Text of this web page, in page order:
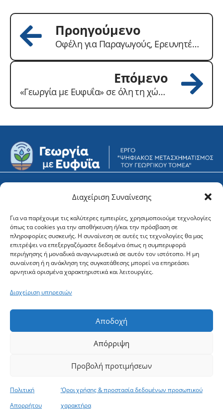
Διαχείριση Συναίνεσης
Για να παρέχουμε τις καλύτερες εμπειρίες, χρησιμοποιούμε τεχνολογίες
όπως τα cookies για την αποθήκευση ή/και την πρόσβαση σε
πληροφορίες συσκευής. Η συναίνεση σε αυτές τις τεχνολογίες θα μας
επιτρέψει να επεξεργαζόμαστε δεδομένα όπως η συμπεριφορά
περιήγησης ή μοναδικά αναγνωριστικά σε αυτόν τον ιστότοπο. Η μη
συναίνεση ή η ανάκληση της συγκατάθεσης μπορεί να επηρεάσει
αρνητικά ορισμένα χαρακτηριστικά και λειτουργίες.
Διαχείριση υπηρεσιών
Αποδοχή
Απόρριψη
Προβολή προτιμήσεων
Πολιτική
Απορρήτου
‘Οροι χρήσης & προστασία δεδομένων προσωπικού
χαρακτήρα
Προηγούμενο
Οφέλη για Παραγωγούς, Ερευνητές & Γεωπόνους από το Έργο «Γεωργία με Ευφυΐα»
Επόμενο
«Γεωργία με Ευφυΐα» σε όλη τη χώρα!
Υποστήριξη
Φορείς
Newsletter
Όροι χρήσης
DigiAgro App
Όροι
χρήσης
Πολιτική προστασίας